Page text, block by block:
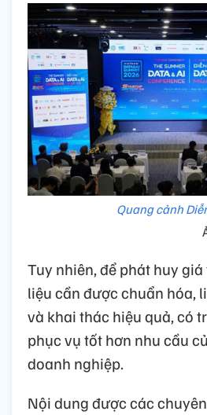
Quang cảnh
Tuy nhiên, để phát huy
liệu cần được chuẩn hóa,
và khai thác hiệu quả, có
phục vụ tốt hơn nhu cầu
doanh nghiệp.
Nội dung được các